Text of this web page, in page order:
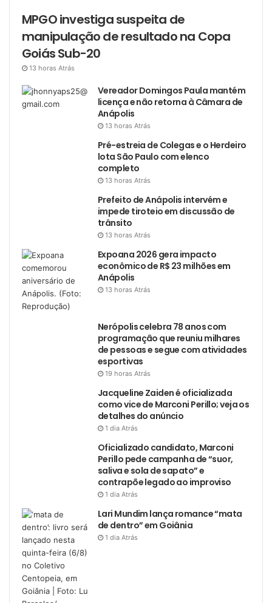
MPGO investiga suspeita de
manipulação de resultado na Copa
Goiás Sub-20
13 horas Atrás
Vereador Domingos Paula mantém
licença e não retorna à Câmara de
Anápolis
13 horas Atrás
Pré-estreia de Colegas e o Herdeiro
lota São Paulo com elenco
completo
13 horas Atrás
Prefeito de Anápolis intervém e
impede tiroteio em discussão de
trânsito
13 horas Atrás
Expoana 2026 gera impacto
econômico de R$ 23 milhões em
Anápolis
13 horas Atrás
Nerópolis celebra 78 anos com
programação que reuniu milhares
de pessoas e segue com atividades
esportivas
19 horas Atrás
Jacqueline Zaiden é oficializada
como vice de Marconi Perillo; veja os
detalhes do anúncio
1 dia Atrás
Oficializado candidato, Marconi
Perillo pede campanha de “suor,
saliva e sola de sapato” e
contrapõe legado ao improviso
1 dia Atrás
Lari Mundim lança romance “mata
de dentro” em Goiânia
1 dia Atrás